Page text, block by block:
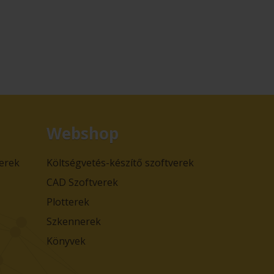
Webshop
Költségvetés-készítő szoftverek
CAD Szoftverek
Plotterek
Szkennerek
Könyvek